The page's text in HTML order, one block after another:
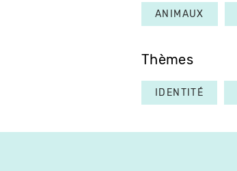
ANIMAUX
Thèmes
IDENTITÉ